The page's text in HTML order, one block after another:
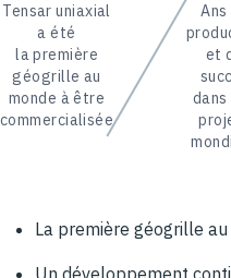
Tensar uniaxial
a été
la première
géogrille au
monde à être
commercialisée
Ans
et
dans
La première géogrille au
Un développement